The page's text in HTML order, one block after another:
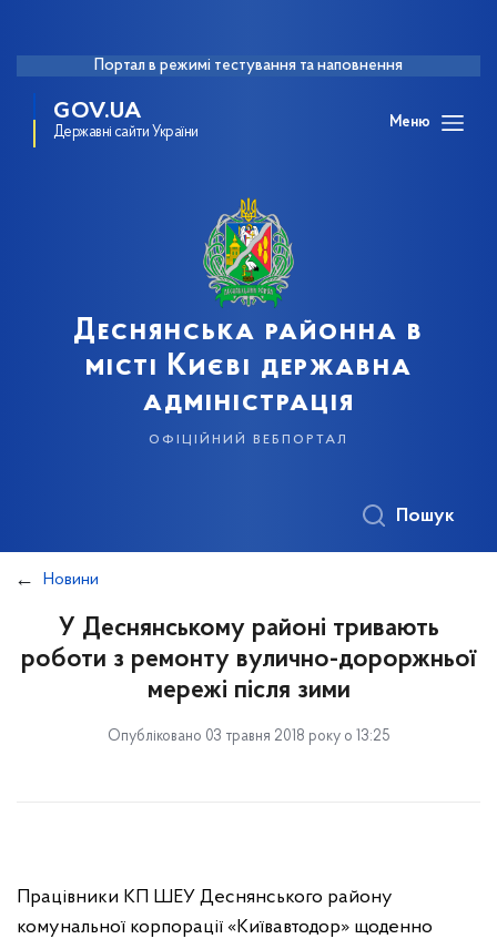
Портал в режимі тестування та наповнення
GOV.UA
Державні сайти України
Меню
Деснянська районна в
місті Києві державна
адміністрація
офіційний вебпортал
Пошук
Новини
У Деснянському районі тривають
роботи з ремонту вулично-дороржньої
мережі після зими
Опубліковано 03 травня 2018 року о 13:25
Працівники КП ШЕУ Деснянського району
комунальної корпорації «Київавтодор» щоденно